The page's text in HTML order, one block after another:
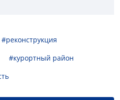
#реконструкция
#курортный район